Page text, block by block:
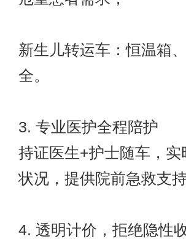
新生儿转运车：恒温箱
全。
3. 专业医护全程陪护
持证医生+护士随车，
状况，提供院前急救支持
4. 透明计价，拒绝隐性